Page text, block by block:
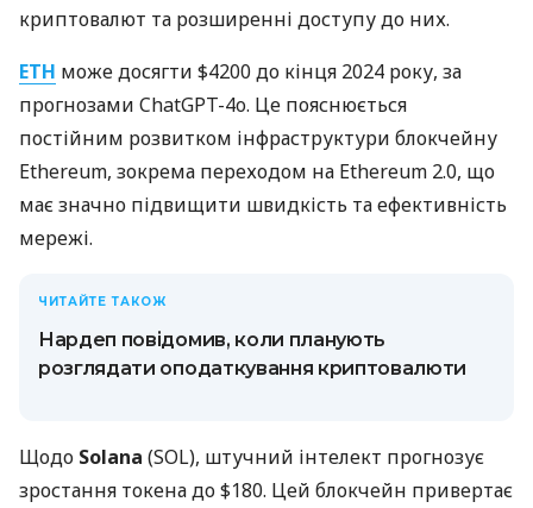
криптовалют та розширенні доступу до них.
ETH може досягти $4200 до кінця 2024 року, за
прогнозами ChatGPT-4o. Це пояснюється
постійним розвитком інфраструктури блокчейну
Ethereum, зокрема переходом на Ethereum 2.0, що
має значно підвищити швидкість та ефективність
мережі.
ЧИТАЙТЕ ТАКОЖ
Нардеп повідомив, коли планують
розглядати оподаткування криптовалюти
Щодо Solana (SOL), штучний інтелект прогнозує
зростання токена до $180. Цей блокчейн привертає